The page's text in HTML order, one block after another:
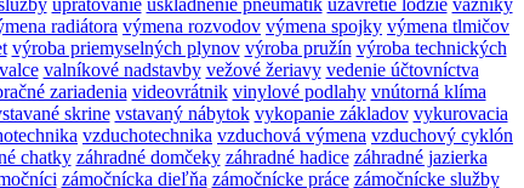
upratovanie uskladnenie pneumatík uzavretie lodžie väzníky
radiátora výmena rozvodov výmena spojky výmena tlmičov
výroba priemyselných plynov výroba pružín výroba technických
valce valníkové nadstavby vežové žeriavy vedenie účtovníctva
zariadenia videovrátnik vinylové podlahy vnútorná klíma
skrine vstavaný nábytok vykopanie základov vykurovacia
vzduchotechnika vzduchová výmena vzduchový cyklón
chatky záhradné domčeky záhradné hadice záhradné jazierka
zámočnícka dieľňa zámočnícke práce zámočnícke služby